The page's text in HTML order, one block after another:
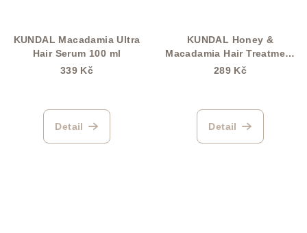
KUNDAL Macadamia Ultra
Hair Serum 100 ml
339 Kč
Detail
KUNDAL Honey &
Macadamia Hair Treatment
500 ml
289 Kč
Detail